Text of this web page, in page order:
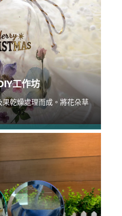
工作坊
乾燥處理而成。將花朵草